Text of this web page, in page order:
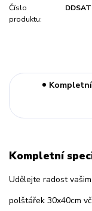
Číslo
produktu:
Kompletní
Udělejte radost
polštářek 30x40cm